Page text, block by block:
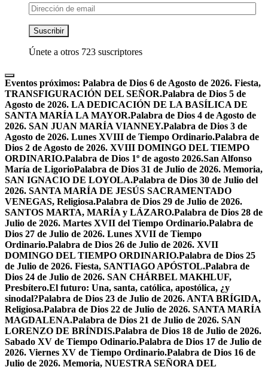
Dirección
de
email
Suscribir
Únete a otros 723 suscriptores
Eventos próximos: Palabra de Dios 6 de Agosto de 2026. Fiesta,
TRANSFIGURACIÓN DEL SEÑOR.Palabra de Dios 5 de
Agosto de 2026. LA DEDICACIÓN DE LA BASÍLICA DE
SANTA MARÍA LA MAYOR.Palabra de Dios 4 de Agosto de
2026. SAN JUAN MARÍA VIANNEY.Palabra de Dios 3 de
Agosto de 2026. Lunes XVIII de Tiempo Ordinario.Palabra de
Dios 2 de Agosto de 2026. XVIII DOMINGO DEL TIEMPO
ORDINARIO.Palabra de Dios 1º de agosto 2026.San Alfonso
María de LigorioPalabra de Dios 31 de Julio de 2026. Memoria,
SAN IGNACIO DE LOYOLA.Palabra de Dios 30 de Julio del
2026. SANTA MARÍA DE JESÚS SACRAMENTADO
VENEGAS, Religiosa.Palabra de Dios 29 de Julio de 2026.
SANTOS MARTA, MARÍA y LÁZARO.Palabra de Dios 28 de
Julio de 2026. Martes XVII del Tiempo Ordinario.Palabra de
Dios 27 de Julio de 2026. Lunes XVII de Tiempo
Ordinario.Palabra de Dios 26 de Julio de 2026. XVII
DOMINGO DEL TIEMPO ORDINARIO.Palabra de Dios 25
de Julio de 2026. Fiesta, SANTIAGO APÓSTOL.Palabra de
Dios 24 de Julio de 2026. SAN CHÁRBEL MAKHLUF,
Presbítero.El futuro: Una, santa, católica, apostólica, ¿y
sinodal?Palabra de Dios 23 de Julio de 2026. ANTA BRÍGIDA,
Religiosa.Palabra de Dios 22 de Julio de 2026. SANTA MARÍA
MAGDALENA.Palabra de Dios 21 de Julio de 2026. SAN
LORENZO DE BRÍNDIS.Palabra de Dios 18 de Julio de 2026.
Sabado XV de Tiempo Odinario.Palabra de Dios 17 de Julio de
2026. Viernes XV de Tiempo Ordinario.Palabra de Dios 16 de
Julio de 2026. Memoria, NUESTRA SEÑORA DEL